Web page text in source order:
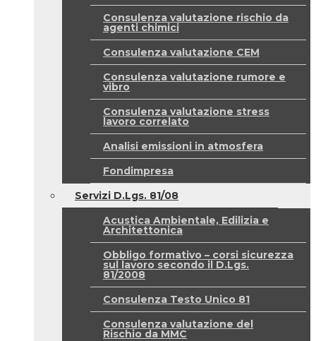
Consulenza valutazione rischio da
agenti chimici
Consulenza valutazione CEM
Consulenza valutazione rumore e
vibro
Consulenza valutazione stress
lavoro correlato
Analisi emissioni in atmosfera
Fondimpresa
Servizi D.Lgs. 81/08
Acustica Ambientale, Edilizia e
Architettonica
Obbligo formativo – corsi sicurezza
sul lavoro secondo il D.Lgs.
81/2008
Consulenza Testo Unico 81
Consulenza valutazione del
Rischio da MMC